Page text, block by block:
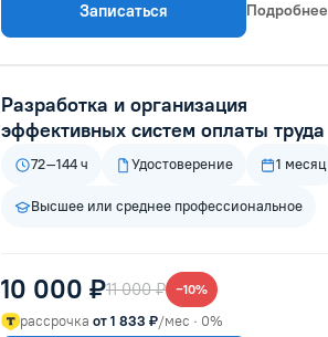
Записаться Подробнее
Разработка и организация
эффективных систем оплаты труда
72–144 ч Удостоверение 1 месяц
Высшее или среднее профессиональное
10 000 ₽11 000 ₽ −10%
рассрочка от 1 833 ₽/мес · 0%